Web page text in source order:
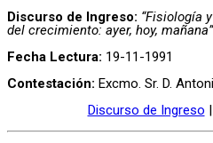
Discurso de Ingreso: “Fisiología
del crecimiento: ayer, hoy, mañana”
Fecha Lectura: 19-11-1991
Contestación: Excmo. Sr. D.
Discurso de Ingreso |